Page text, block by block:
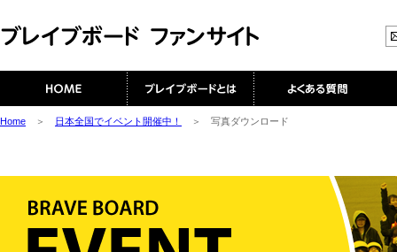
Home ＞ 日本全国でイベント開催中！ ＞ 写真ダウンロード